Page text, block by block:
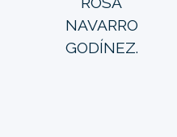
NAVARRO
GODÍNEZ.